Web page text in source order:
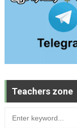
Teachers zone